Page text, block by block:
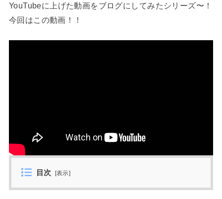
YouTubeに上げた動画をブログにしてみたシリーズ〜！
今回はこの動画！！
目次 [表示]